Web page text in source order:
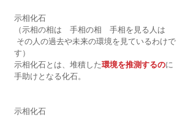
示相化石
（示相の相は　手相の相　手相を見る人は
す）
示相化石とは、堆積した環境を推測するのに
手助けとなる化石。
示相化石